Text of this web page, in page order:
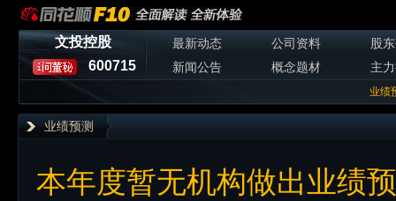
文投控股
600715
最新动态 公司资料
股
新闻公告
概念题材 主
业绩
业绩预测
本年度暂无机构做出业绩